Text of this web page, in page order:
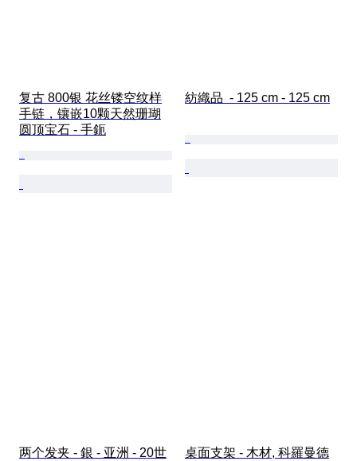
复古 800银 花丝镂空纹样
手链，镶嵌10颗天然珊瑚
圆顶宝石 - 手鈪
紡織品  - 125 cm - 125 cm
两个发夹 - 銀 - 亚洲 - 20世
桌面支架 - 木材, 科羅曼德